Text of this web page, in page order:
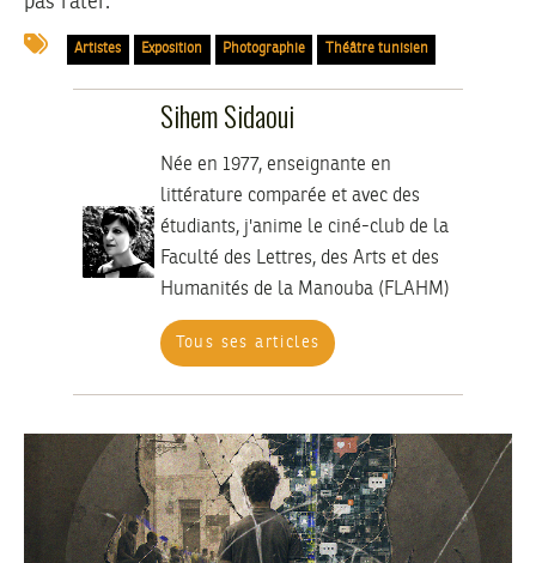
Artistes Exposition Photographie Théâtre tunisien
Sihem Sidaoui
Née en 1977, enseignante en
littérature comparée et avec des
étudiants, j'anime le ciné-club de la
Faculté des Lettres, des Arts et des
Humanités de la Manouba (FLAHM)
Tous ses articles